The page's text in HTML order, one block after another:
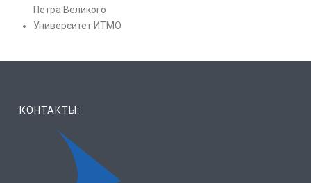
Петра Великого
Университет ИТМО
КОНТАКТЫ: